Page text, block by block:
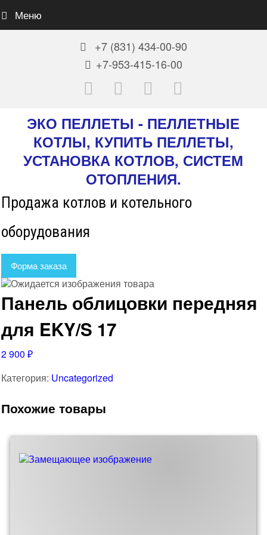
Меню
+7 (831) 434-00-90
+7-953-415-16-00
VK Youtube
Email
ЭКО ПЕЛЛЕТЫ - ПЕЛЛЕТНЫЕ
КОТЛЫ, КУПИТЬ ПЕЛЛЕТЫ,
УСТАНОВКА КОТЛОВ, СИСТЕМ
ОТОПЛЕНИЯ.
Продажа котлов и котельного
оборудования
Форма заказа
Панель облицовки передняя
для EKY/S 17
2 900₽
Категория: Uncategorized
Похожие товары